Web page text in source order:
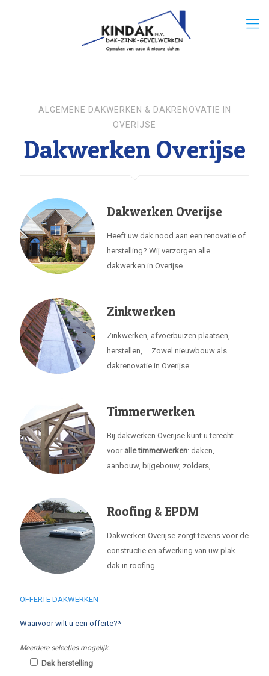
ALGEMENE DAKWERKEN & DAKRENOVATIE IN
OVERIJSE
Dakwerken Overijse
Dakwerken Overijse
Heeft uw dak nood aan een renovatie of
herstelling? Wij verzorgen alle
dakwerken in Overijse.
Zinkwerken
Zinkwerken, afvoerbuizen plaatsen,
herstellen, ... Zowel nieuwbouw als
dakrenovatie in Overijse.
Timmerwerken
Bij dakwerken Overijse kunt u terecht
voor alle timmerwerken: daken,
aanbouw, bijgebouw, zolders, ...
Roofing & EPDM
Dakwerken Overijse zorgt tevens voor de
constructie en afwerking van uw plak
dak in roofing.
OFFERTE DAKWERKEN
Waarvoor wilt u een offerte?*
Meerdere selecties mogelijk.
Dak herstelling